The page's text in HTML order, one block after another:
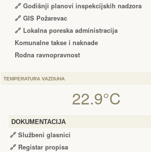
🔗 Godišnji planovi inspekcijskih nadzora
🔗 GIS Požarevac
🔗 Lokalna poreska administracija
Komunalne takse i naknade
Rodna ravnopravnost
TEMPERATURA VAZDUHA
22.9°C
DOKUMENTACIJA
🔗 Službeni glasnici
🔗 Registar propisa